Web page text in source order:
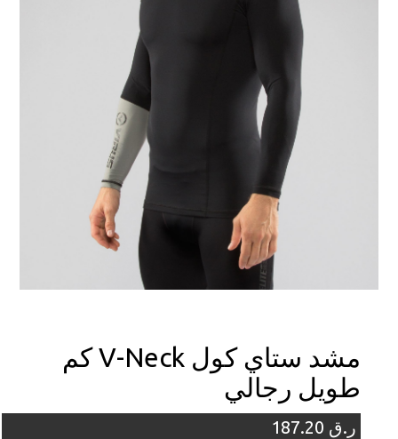
مشد ستاي كول V-Neck كم
طويل رجالي
ر.ق